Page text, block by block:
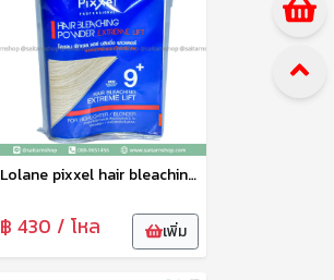
Lolane pixxel hair bleaching ผงฟอกสีผม ผงกัดสีผม โลแลน สูตร Extreme Lift 9+
฿ 430 / โหล เพิ่ม